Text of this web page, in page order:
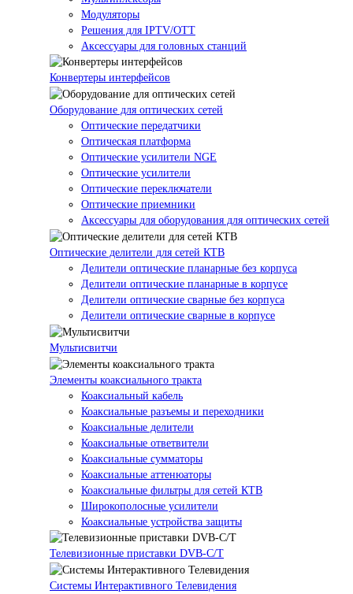
Модуляторы
Решения для IPTV/OTT
Аксессуары для головных станций
Конвертеры интерфейсов
Оборудование для оптических сетей
Оптические передатчики
Оптическая платформа
Оптические усилители NGE
Оптические усилители
Оптические переключатели
Оптические приемники
Аксессуары для оборудования для оптических сетей
Оптические делители для сетей КТВ
Делители оптические планарные без корпуса
Делители оптические планарные в корпусе
Делители оптические сварные без корпуса
Делители оптические сварные в корпусе
Мультисвитчи
Элементы коаксиального тракта
Коаксиальный кабель
Коаксиальные разъемы и переходники
Коаксиальные делители
Коаксиальные ответвители
Коаксиальные сумматоры
Коаксиальные аттенюаторы
Коаксиальные фильтры для сетей КТВ
Широкополосные усилители
Коаксиальные устройства защиты
Телевизионные приставки DVB-C/T
Системы Интерактивного Телевидения